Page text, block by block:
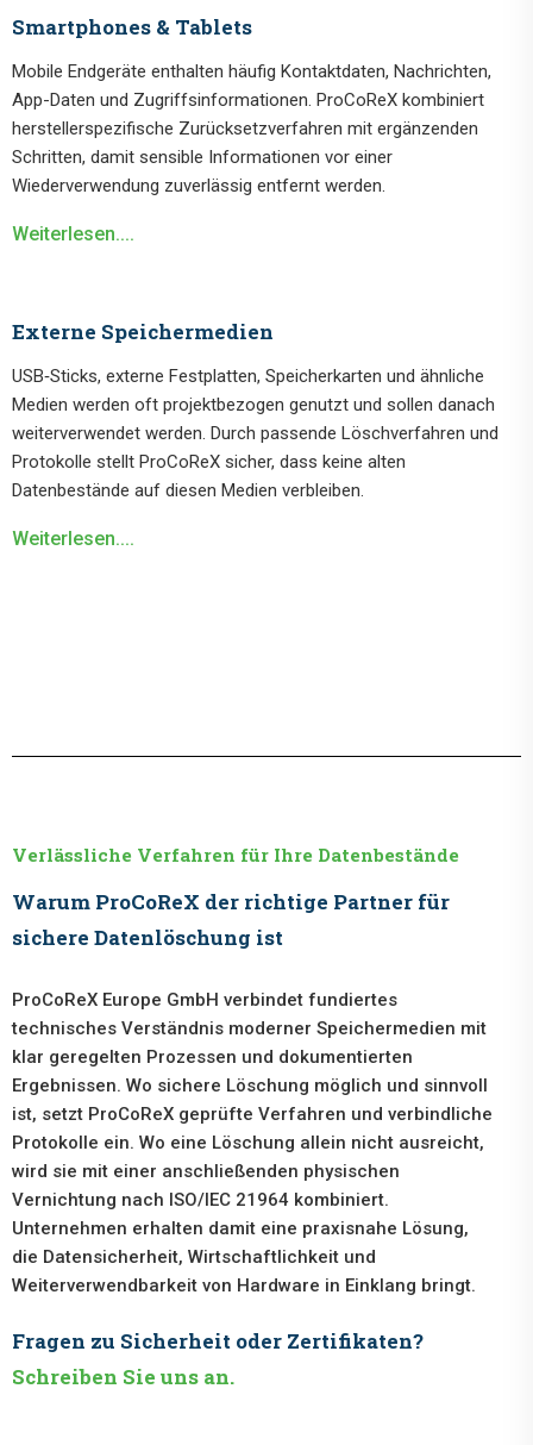
Smartphones & Tablets
Mobile Endgeräte enthalten häufig Kontaktdaten, Nachrichten,
App-Daten und Zugriffsinformationen. ProCoReX kombiniert
herstellerspezifische Zurücksetzverfahren mit ergänzenden
Schritten, damit sensible Informationen vor einer
Wiederverwendung zuverlässig entfernt werden.
Weiterlesen....
Externe Speichermedien
USB‑Sticks, externe Festplatten, Speicherkarten und ähnliche
Medien werden oft projektbezogen genutzt und sollen danach
weiterverwendet werden. Durch passende Löschverfahren und
Protokolle stellt ProCoReX sicher, dass keine alten
Datenbestände auf diesen Medien verbleiben.
Weiterlesen....
Verlässliche Verfahren für Ihre Datenbestände
Warum ProCoReX der richtige Partner für
sichere Datenlöschung ist
ProCoReX Europe GmbH verbindet fundiertes
technisches Verständnis moderner Speichermedien mit
klar geregelten Prozessen und dokumentierten
Ergebnissen. Wo sichere Löschung möglich und sinnvoll
ist, setzt ProCoReX geprüfte Verfahren und verbindliche
Protokolle ein. Wo eine Löschung allein nicht ausreicht,
wird sie mit einer anschließenden physischen
Vernichtung nach ISO/IEC 21964 kombiniert.
Unternehmen erhalten damit eine praxisnahe Lösung,
die Datensicherheit, Wirtschaftlichkeit und
Weiterverwendbarkeit von Hardware in Einklang bringt.
Fragen zu Sicherheit oder Zertifikaten?
Schreiben Sie uns an.